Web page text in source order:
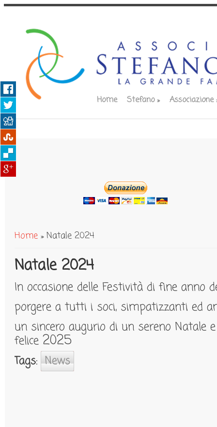
Home Stefano» Associazione
Tu sei qui
Home » Natale 2024
Natale 2024
In occasione delle Festività di fine anno
porgere a tutti i soci, simpatizzanti ed
un sincero augurio di un sereno Natale
felice 2025
Tags: News